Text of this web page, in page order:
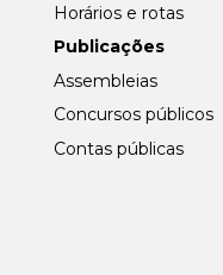
Horários e rotas
Publicações
Assembleias
Concursos públicos
Contas públicas